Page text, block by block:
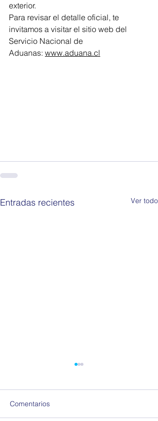
exterior.
Para revisar el detalle oficial, te
invitamos a visitar el sitio web del
Servicio Nacional de
Aduanas: www.aduana.cl
Entradas recientes Ver todo
Comentarios